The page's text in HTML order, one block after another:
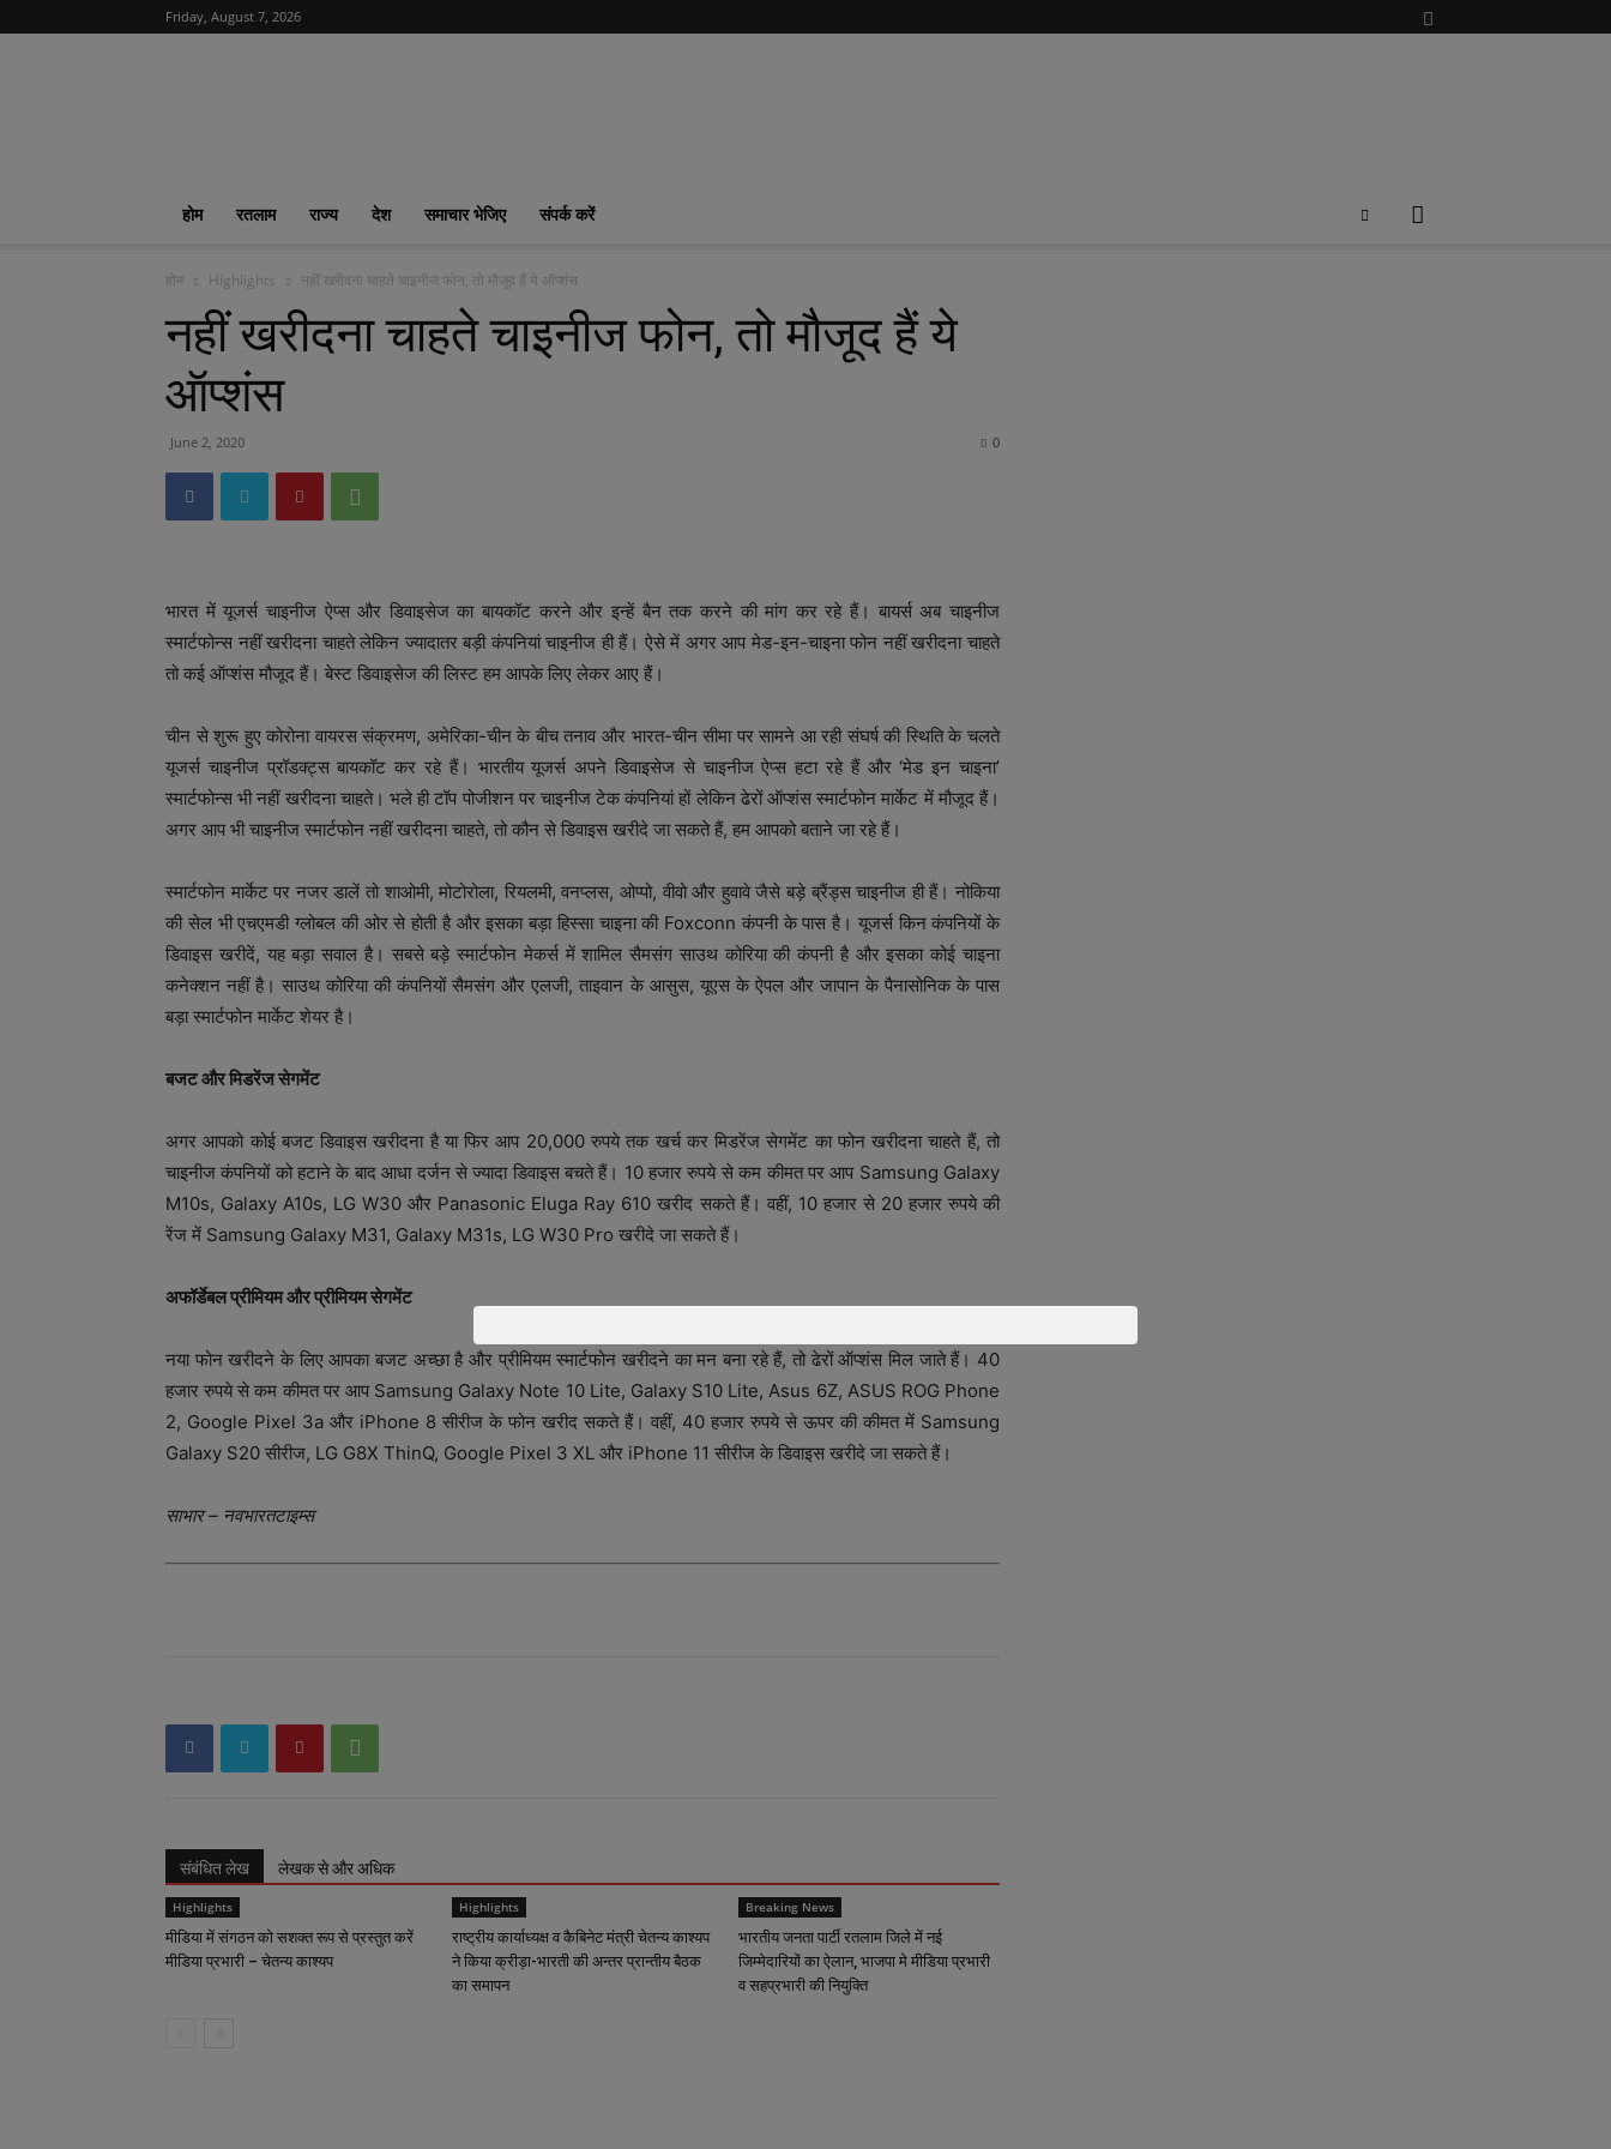
Friday, August 7, 2026
का
फीवर
होम रतलाम राज्य देश समाचार भेजिए संपर्क करें
होम Highlights नहीं खरीदना चाहते चाइनीज फोन, तो मौजूद हैं ये ऑप्शंस
नहीं खरीदना चाहते चाइनीज फोन, तो मौजूद हैं ये
ऑप्शंस
June 2, 2020 0
भारत में यूजर्स चाइनीज ऐप्स और डिवाइसेज का बायकॉट करने और इन्हें बैन तक करने की मांग कर रहे हैं। बायर्स अब चाइनीज
स्मार्टफोन्स नहीं खरीदना चाहते लेकिन ज्यादातर बड़ी कंपनियां चाइनीज ही हैं। ऐसे में अगर आप मेड-इन-चाइना फोन नहीं खरीदना चाहते
तो कई ऑप्शंस मौजूद हैं। बेस्ट डिवाइसेज की लिस्ट हम आपके लिए लेकर आए हैं।
चीन से शुरू हुए कोरोना वायरस संक्रमण, अमेरिका-चीन के बीच तनाव और भारत-चीन सीमा पर सामने आ रही संघर्ष की स्थिति के चलते
यूजर्स चाइनीज प्रॉडक्ट्स बायकॉट कर रहे हैं। भारतीय यूजर्स अपने डिवाइसेज से चाइनीज ऐप्स हटा रहे हैं और ‘मेड इन चाइना’
स्मार्टफोन्स भी नहीं खरीदना चाहते। भले ही टॉप पोजीशन पर चाइनीज टेक कंपनियां हों लेकिन ढेरों ऑप्शंस स्मार्टफोन मार्केट में मौजूद हैं।
अगर आप भी चाइनीज स्मार्टफोन नहीं खरीदना चाहते, तो कौन से डिवाइस खरीदे जा सकते हैं, हम आपको बताने जा रहे हैं।
स्मार्टफोन मार्केट पर नजर डालें तो शाओमी, मोटोरोला, रियलमी, वनप्लस, ओप्पो, वीवो और हुवावे जैसे बड़े ब्रैंड्स चाइनीज ही हैं। नोकिया
की सेल भी एचएमडी ग्लोबल की ओर से होती है और इसका बड़ा हिस्सा चाइना की Foxconn कंपनी के पास है। यूजर्स किन कंपनियों के
डिवाइस खरीदें, यह बड़ा सवाल है। सबसे बड़े स्मार्टफोन मेकर्स में शामिल सैमसंग साउथ कोरिया की कंपनी है और इसका कोई चाइना
कनेक्शन नहीं है। साउथ कोरिया की कंपनियों सैमसंग और एलजी, ताइवान के आसुस, यूएस के ऐपल और जापान के पैनासोनिक के पास
बड़ा स्मार्टफोन मार्केट शेयर है।
बजट और मिडरेंज सेगमेंट
अगर आपको कोई बजट डिवाइस खरीदना है या फिर आप 20,000 रुपये तक खर्च कर मिडरेंज सेगमेंट का फोन खरीदना चाहते हैं, तो
चाइनीज कंपनियों को हटाने के बाद आधा दर्जन से ज्यादा डिवाइस बचते हैं। 10 हजार रुपये से कम कीमत पर आप Samsung Galaxy
M10s, Galaxy A10s, LG W30 और Panasonic Eluga Ray 610 खरीद सकते हैं। वहीं, 10 हजार से 20 हजार रुपये की
रेंज में Samsung Galaxy M31, Galaxy M31s, LG W30 Pro खरीदे जा सकते हैं।
अफॉर्डेबल प्रीमियम और प्रीमियम सेगमेंट
नया फोन खरीदने के लिए आपका बजट अच्छा है और प्रीमियम स्मार्टफोन खरीदने का मन बना रहे हैं, तो ढेरों ऑप्शंस मिल जाते हैं। 40
हजार रुपये से कम कीमत पर आप Samsung Galaxy Note 10 Lite, Galaxy S10 Lite, Asus 6Z, ASUS ROG Phone
2, Google Pixel 3a और iPhone 8 सीरीज के फोन खरीद सकते हैं। वहीं, 40 हजार रुपये से ऊपर की कीमत में Samsung
Galaxy S20 सीरीज, LG G8X ThinQ, Google Pixel 3 XL और iPhone 11 सीरीज के डिवाइस खरीदे जा सकते हैं।
साभार – नवभारतटाइम्स
संबंधित लेख लेखक से और अधिक
Highlights
मीडिया में संगठन को सशक्त रूप से प्रस्तुत करें
मीडिया प्रभारी – चेतन्य काश्यप
Highlights
राष्ट्रीय कार्याध्यक्ष व कैबिनेट मंत्री चेतन्य काश्यप
ने किया क्रीड़ा-भारती की अन्तर प्रान्तीय बैठक
का समापन
Breaking News
भारतीय जनता पार्टी रतलाम जिले में नई
जिम्मेदारियों का ऐलान, भाजपा मे मीडिया प्रभारी
व सहप्रभारी की नियुक्ति